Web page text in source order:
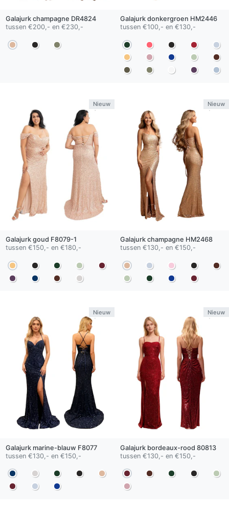
Galajurk champagne DR4824
tussen €200,- en €230,-
Galajurk donkergroen HM2446
tussen €100,- en €130,-
Nieuw
Galajurk goud F8079-1
tussen €150,- en €180,-
Nieuw
Galajurk champagne HM2468
tussen €130,- en €150,-
Nieuw
Galajurk marine-blauw F8077
tussen €130,- en €150,-
Nieuw
Galajurk bordeaux-rood 80813
tussen €130,- en €150,-